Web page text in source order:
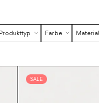
Produkttyp Farbe Material
SALE